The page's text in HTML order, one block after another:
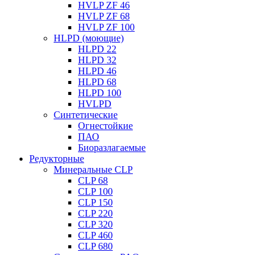
HVLP ZF 46
HVLP ZF 68
HVLP ZF 100
HLPD (моющие)
HLPD 22
HLPD 32
HLPD 46
HLPD 68
HLPD 100
HVLPD
Синтетические
Огнестойкие
ПАО
Биоразлагаемые
Редукторные
Минеральные CLP
CLP 68
CLP 100
CLP 150
CLP 220
CLP 320
CLP 460
CLP 680